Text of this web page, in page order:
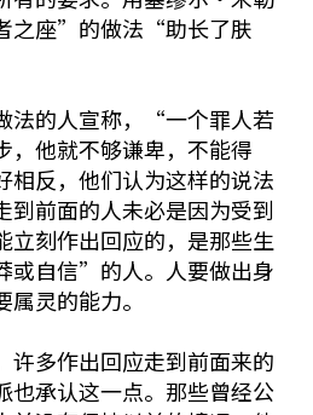
之座”的做法“助长了肤
法的人宣称，“一个罪人若
，他就不够谦卑，不能得
反，他们认为这样的说法
到前面的人未必是因为受到
立刻作出回应的，是那些生
或自信”的人。人要做出身
灵的能力。
许多作出回应走到前面来的
也承认这一点。那些曾经公